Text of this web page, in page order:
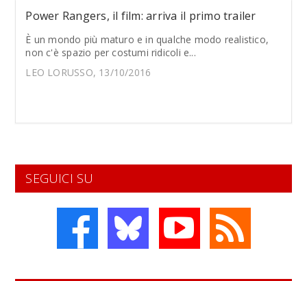
Power Rangers, il film: arriva il primo trailer
È un mondo più maturo e in qualche modo realistico,
non c'è spazio per costumi ridicoli e...
LEO LORUSSO, 13/10/2016
SEGUICI SU